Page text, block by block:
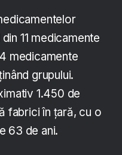
11 medicamente
medicamente
grupului.
1.450 de
fabrici în țară, cu o
63 de ani.